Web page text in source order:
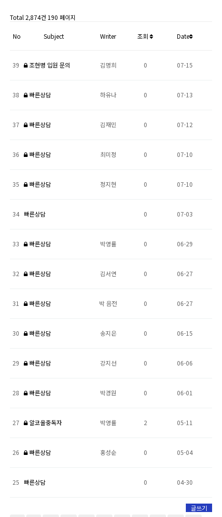
Total 2,874건 190 페이지
No Subject Writer 조회 Date
39 조현병 입원 문의 김명희 0 07-15
38 빠른상담 하유나 0 07-13
37 빠른상담 김재민 0 07-12
36 빠른상담 최미정 0 07-10
35 빠른상담 정지현 0 07-10
34 빠른상담 0 07-03
33 빠른상담 박영률 0 06-29
32 빠른상담 김서연 0 06-27
31 빠른상담 박 음전 0 06-27
30 빠른상담 송지은 0 06-15
29 빠른상담 강지선 0 06-06
28 빠른상담 박경원 0 06-01
27 알코올중독자 박영률 2 05-11
26 빠른상담 홍성순 0 05-04
25 빠른상담 0 04-30
글쓰기